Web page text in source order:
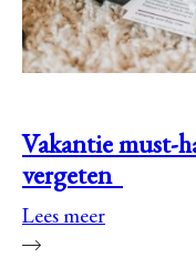
Vakantie must-
vergeten
Lees meer